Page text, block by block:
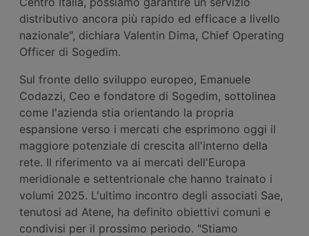
distributivo ancora più rapido ed efficace a livello
nazionale", dichiara Valentin Dima, Chief Operating
Officer di Sogedim.
Sul fronte dello sviluppo europeo, Emanuele
Codazzi, Ceo e fondatore di Sogedim, sottolinea
come l'azienda stia orientando la propria
espansione verso i mercati che esprimono oggi il
maggiore potenziale di crescita all'interno della
rete. Il riferimento va ai mercati dell'Europa
meridionale e settentrionale che hanno trainato i
volumi 2025. L'ultimo incontro degli associati Sae,
tenutosi ad Atene, ha definito obiettivi comuni e
condivisi per il prossimo periodo. "Stiamo